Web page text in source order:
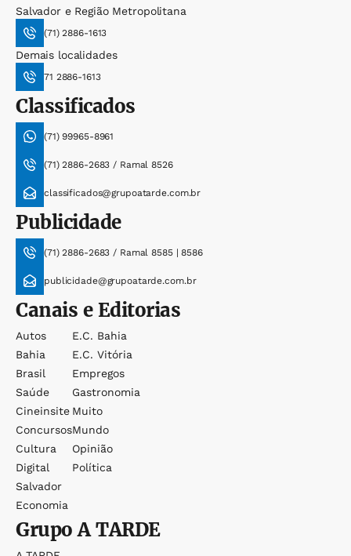
Salvador e Região Metropolitana
(71) 2886-1613
Demais localidades
71 2886-1613
Classificados
(71) 99965-8961
(71) 2886-2683 / Ramal 8526
classificados@grupoatarde.com.br
Publicidade
(71) 2886-2683 / Ramal 8585 | 8586
publicidade@grupoatarde.com.br
Canais e Editorias
Autos
Bahia
Brasil
Saúde
Cineinsite
Concursos
Cultura
Digital
Salvador
Economia
E.c. Bahia
E.c. Vitória
Empregos
Gastronomia
Muito
Mundo
Opinião
Política
GrupoA TARDE